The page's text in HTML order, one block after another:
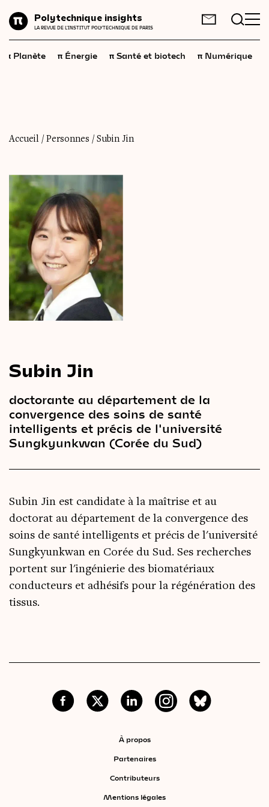
Polytechnique insights
LA REVUE DE L'INSTITUT POLYTECHNIQUE DE PARIS
Énergie
Santé
et biotech
Économie
Science
et
technologies
Société
Géopolitique
Neurosciences
Le magazine 3,14
Vidéos
Podcast
FR EN
π Planète π Énergie π Santé et biotech π Numérique
Accueil / Personnes / Subin Jin
Subin Jin
doctorante au département de la
convergence des soins de santé
intelligents et précis de l'université
Sungkyunkwan (Corée du Sud)
Subin Jin est candidate à la maîtrise et au
doctorat au département de la convergence des
soins de santé intelligents et précis de l'université
Sungkyunkwan en Corée du Sud. Ses recherches
portent sur l'ingénierie des biomatériaux
conducteurs et adhésifs pour la régénération des
tissus.
À propos
Partenaires
Contributeurs
Mentions légales